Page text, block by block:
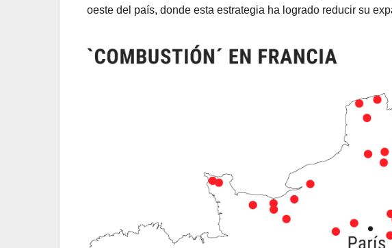
oeste del país, donde esta estrategia ha logrado reducir su